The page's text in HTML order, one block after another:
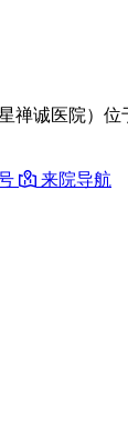
禅诚医院）
 来院导航